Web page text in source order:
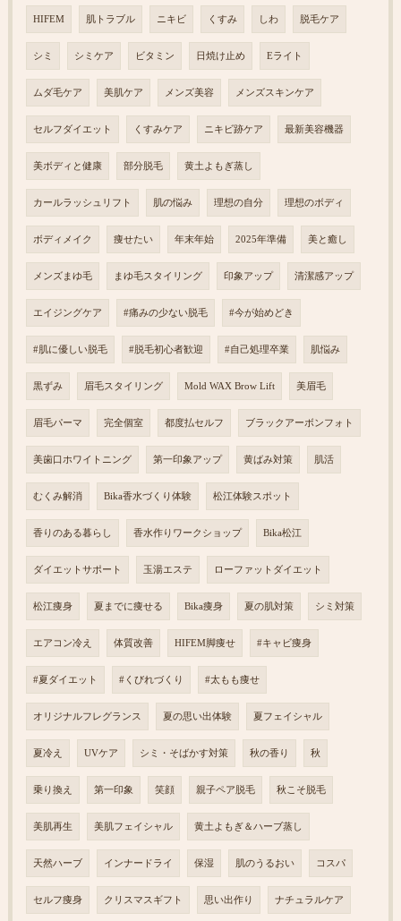
HIFEM 肌トラブル ニキビ くすみ しわ 脱毛ケア
シミ シミケア ビタミン 日焼け止め Eライト
ムダ毛ケア 美肌ケア メンズ美容 メンズスキンケア
セルフダイエット くすみケア ニキビ跡ケア 最新美容機器
美ボディと健康 部分脱毛 黄土よもぎ蒸し
カールラッシュリフト 肌の悩み 理想の自分 理想のボディ
ボディメイク 痩せたい 年末年始 2025年準備 美と癒し
メンズまゆ毛 まゆ毛スタイリング 印象アップ 清潔感アップ
エイジングケア #痛みの少ない脱毛 #今が始めどき
#肌に優しい脱毛 #脱毛初心者歓迎 #自己処理卒業 肌悩み
黒ずみ 眉毛スタイリング Mold WAX Brow Lift 美眉毛
眉毛パーマ 完全個室 都度払セルフ ブラックアーボンフォト
美歯口ホワイトニング 第一印象アップ 黄ばみ対策 肌活
むくみ解消 Bika香水づくり体験 松江体験スポット
香りのある暮らし 香水作りワークショップ Bika松江
ダイエットサポート 玉湯エステ ローファットダイエット
松江痩身 夏までに痩せる Bika痩身 夏の肌対策 シミ対策
エアコン冷え 体質改善 HIFEM脚痩せ #キャビ痩身
#夏ダイエット #くびれづくり #太もも痩せ
オリジナルフレグランス 夏の思い出体験 夏フェイシャル
夏冷え UVケア シミ・そばかす対策 秋の香り 秋
乗り換え 第一印象 笑顔 親子ペア脱毛 秋こそ脱毛
美肌再生 美肌フェイシャル 黄土よもぎ＆ハーブ蒸し
天然ハーブ インナードライ 保湿 肌のうるおい コスパ
セルフ痩身 クリスマスギフト 思い出作り ナチュラルケア